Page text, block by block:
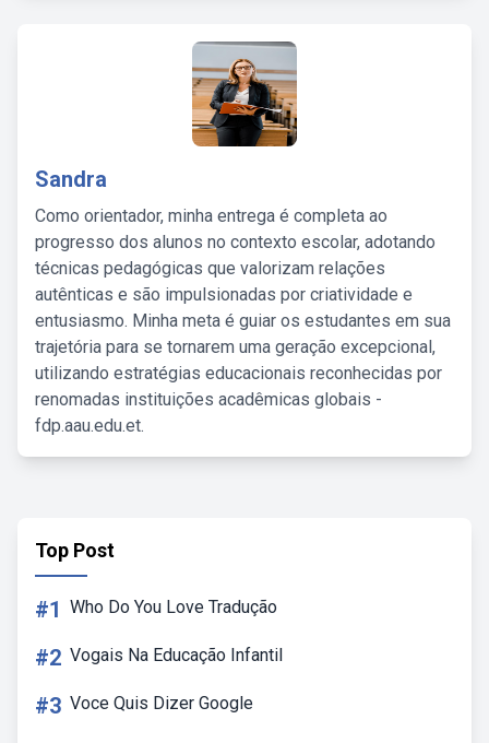
Sandra
Como orientador, minha entrega é completa ao
progresso dos alunos no contexto escolar, adotando
técnicas pedagógicas que valorizam relações
autênticas e são impulsionadas por criatividade e
entusiasmo. Minha meta é guiar os estudantes em sua
trajetória para se tornarem uma geração excepcional,
utilizando estratégias educacionais reconhecidas por
renomadas instituições acadêmicas globais -
fdp.aau.edu.et.
Top Post
#1 Who Do You Love Tradução
#2 Vogais Na Educação Infantil
#3 Voce Quis Dizer Google